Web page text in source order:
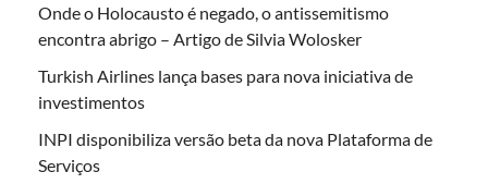
Onde o Holocausto é negado, o antissemitismo
encontra abrigo – Artigo de Silvia Wolosker
Turkish Airlines lança bases para nova iniciativa de
investimentos
INPI disponibiliza versão beta da nova Plataforma de
Serviços